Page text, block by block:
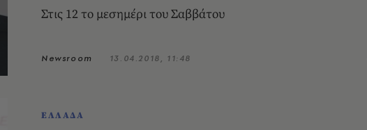
Στις 12 το μεσημέρι του Σαββάτου
Newsroom 13.04.2018, 11:48
ΕΛΛΑΔΑ